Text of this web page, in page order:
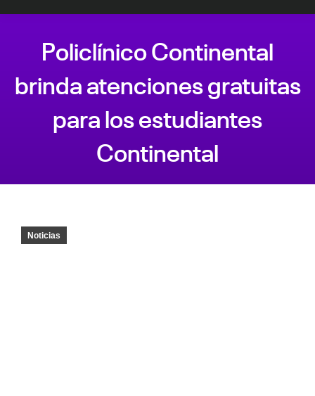
Policlínico Continental
brinda atenciones gratuitas
para los estudiantes
Continental
Noticias